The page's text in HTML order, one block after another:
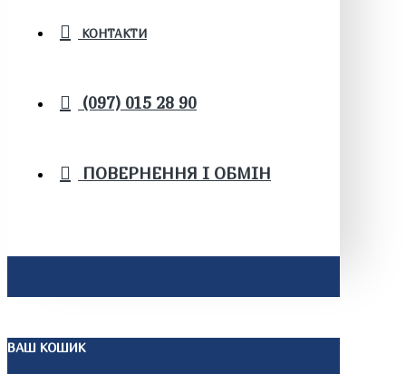
КОНТАКТИ
(097) 015 28 90
ПОВЕРНЕННЯ І ОБМІН
ВАШ КОШИК